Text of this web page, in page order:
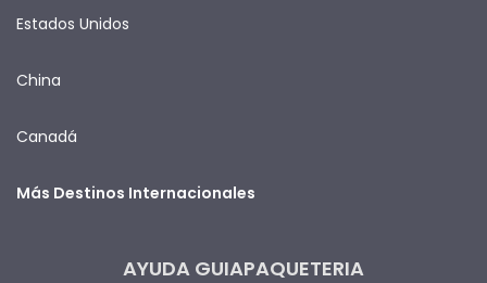
Estados Unidos
China
Canadá
Más Destinos Internacionales
AYUDA GUIAPAQUETERIA